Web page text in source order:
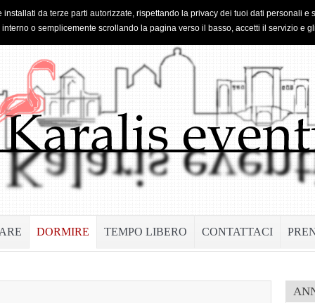
DORMIRE TEMPO LIBERO CONTATTACI
da terze parti autorizzate, rispettando la privacy dei tuoi dati personali
o semplicemente scrollando la pagina verso il basso, accetti il servizio e